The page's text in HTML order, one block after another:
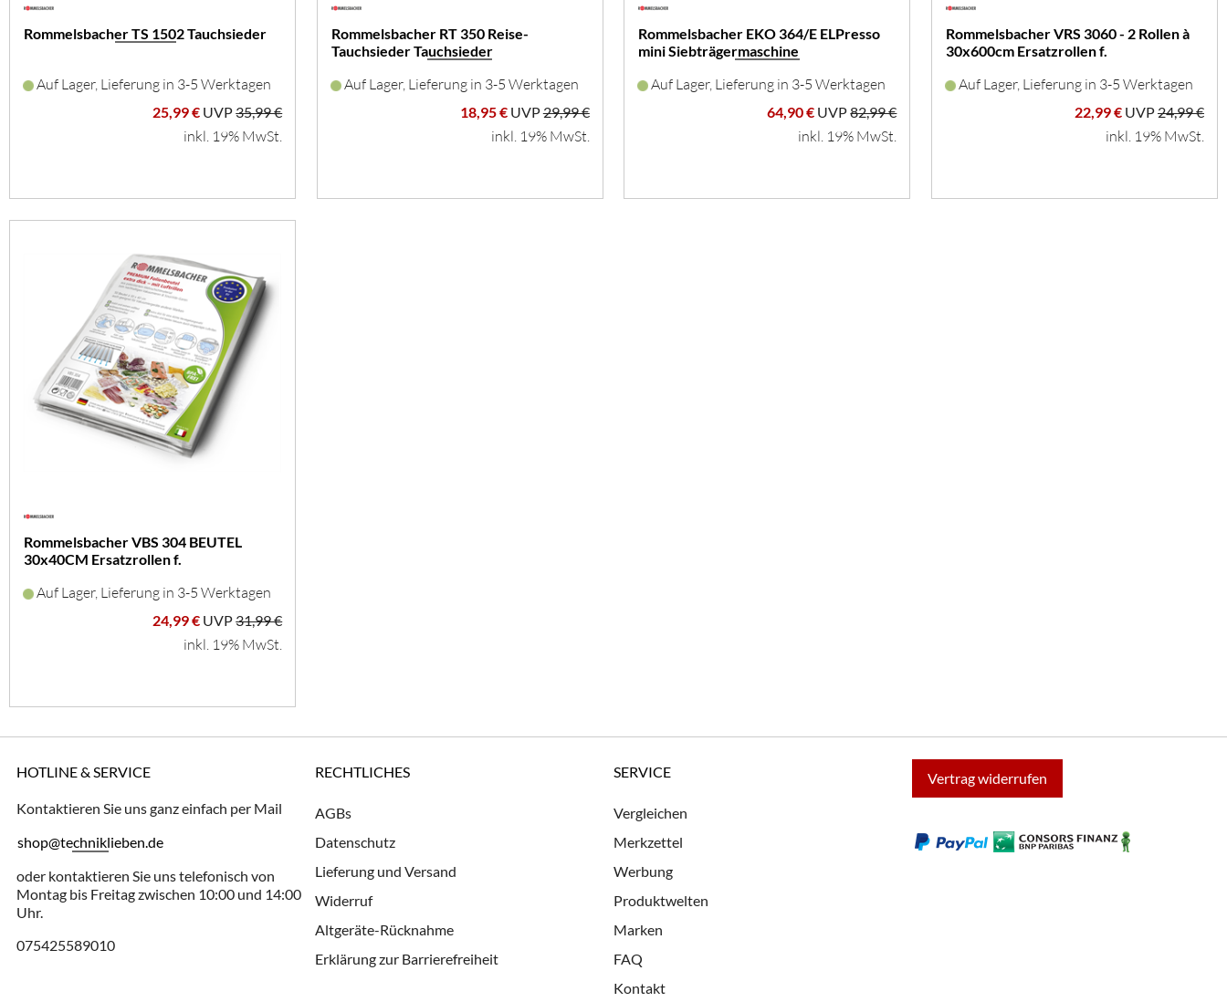
Rommelsbacher TS 1502 Tauchsieder
Auf Lager, Lieferung in 3-5 Werktagen
25,99 € UVP35,99 €
inkl. 19% MwSt.
Rommelsbacher RT 350 Reise-
Tauchsieder Tauchsieder
Auf Lager, Lieferung in 3-5 Werktagen
18,95 € UVP29,99 €
inkl. 19% MwSt.
Rommelsbacher EKO 364/E ELPresso
mini Siebträgermaschine
Auf Lager, Lieferung in 3-5 Werktagen
64,90 € UVP82,99 €
inkl. 19% MwSt.
Rommelsbacher VRS 3060 - 2 Rollen à
30x600cm Ersatzrollen f.
Auf Lager, Lieferung in 3-5 Werktagen
22,99 € UVP24,99 €
inkl. 19% MwSt.
Rommelsbacher VBS 304 BEUTEL
30x40CM Ersatzrollen f.
Auf Lager, Lieferung in 3-5 Werktagen
24,99 € UVP31,99 €
inkl. 19% MwSt.
HOTLINE & SERVICE
Kontaktieren Sie uns ganz einfach per Mail
shop@techniklieben.de
oder kontaktieren Sie uns telefonisch von
Montag bis Freitag zwischen 10:00 und 14:00
Uhr.
075425589010
RECHTLICHES
AGBs
Datenschutz
Lieferung und Versand
Widerruf
Altgeräte-Rücknahme
Erklärung zur Barrierefreiheit
SERVICE
Vergleichen
Merkzettel
Werbung
Produktwelten
Marken
FAQ
Kontakt
Vertrag widerrufen